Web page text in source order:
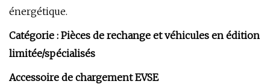
énergétique.
Catégorie : Pièces de rechange et véhicules en édition
limitée/spécialisés
Accessoire de chargement EVSE